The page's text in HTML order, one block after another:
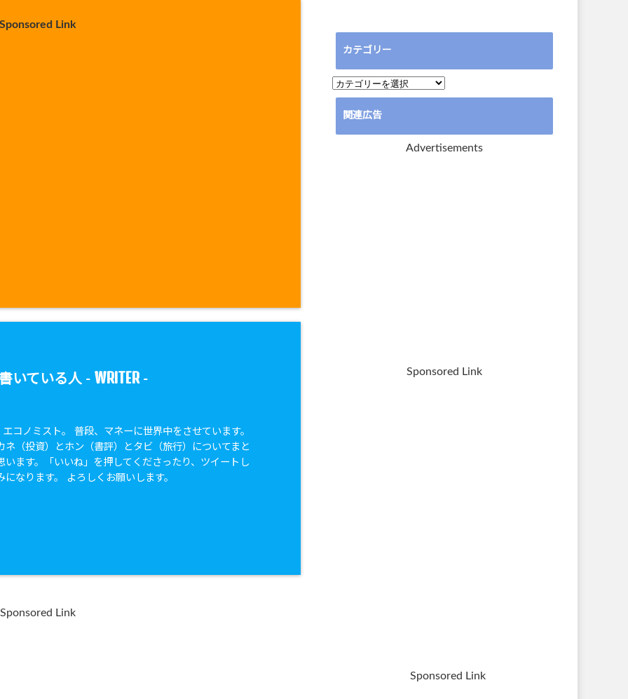
Sponsored Link
いている人 - WRITER-
コノミスト。 普段、マネーに世界中をさせています。
ネ（投資）とホン（書評）とタビ（旅行）についてまと
います。「いいね」を押してくださったり、ツイートし
になります。 よろしくお願いします。
Sponsored Link
カテゴリー
カ
テ
リ
関連広告
Advertisements
Sponsored Link
Sponsored Link